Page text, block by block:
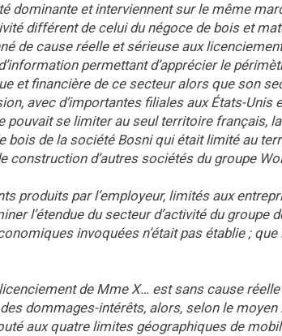
dominante et interviennent sur le même
différent de celui du négoce de bois et
de cause réelle et sérieuse aux
permettant d’apprécier le
et financière de ce secteur alors que son
avec d’importantes filiales aux États-Unis
pouvait se limiter au seul territoire français,
bois de la société Bosni qui était limité au
construction d’autres sociétés du groupe
produits par l’employeur, limités aux
l’étendue du secteur d’activité du groupe
invoquées n’était pas établie ; que
de Mme X… est sans cause
dommages-intérêts, alors, selon le moyen
aux quatre limites géographiques de